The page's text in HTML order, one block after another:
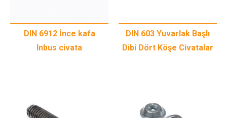
DIN 6912 İnce kafa
Inbus civata
DIN 603 Yuvarlak Başlı
Dibi Dört Köşe Civatalar